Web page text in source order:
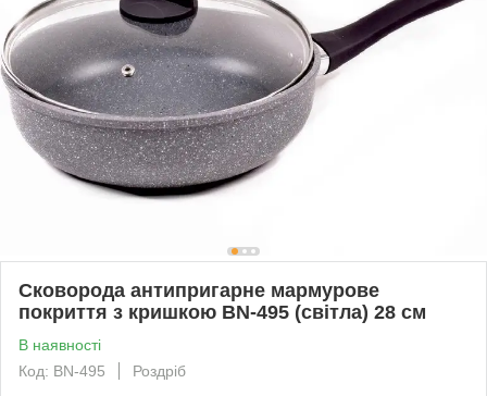
Сковорода антипригарне мармурове
покриття з кришкою BN-495 (світла) 28 см
В наявності
Код: BN-495
Роздріб